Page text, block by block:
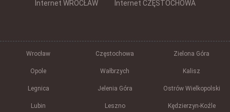
Internet WROCŁAW Internet CZĘSTOCHOWA
Wrocław Częstochowa Zielona Góra
Opole Wałbrzych Kalisz
Legnica Jelenia Góra Ostrów Wielkopolski
Lubin Leszno Kędzierzyn-Koźle